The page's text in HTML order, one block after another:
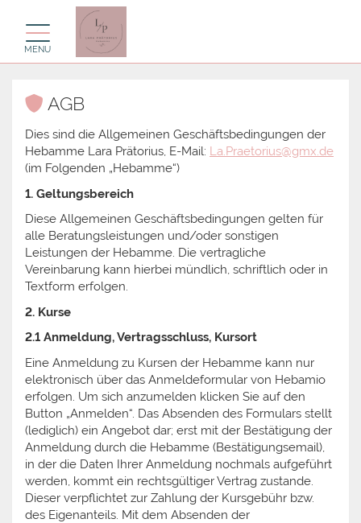
Toggle navigation
MENU
AGB
Dies sind die Allgemeinen Geschäftsbedingungen der
Hebamme Lara Prätorius, E-Mail: La.Praetorius@gmx.de
(im Folgenden „Hebamme“)
1. Geltungsbereich
Diese Allgemeinen Geschäftsbedingungen gelten für
alle Beratungsleistungen und/oder sonstigen
Leistungen der Hebamme. Die vertragliche
Vereinbarung kann hierbei mündlich, schriftlich oder in
Textform erfolgen.
2. Kurse
2.1 Anmeldung, Vertragsschluss, Kursort
Eine Anmeldung zu Kursen der Hebamme kann nur
elektronisch über das Anmeldeformular von Hebamio
erfolgen. Um sich anzumelden klicken Sie auf den
Button „Anmelden“. Das Absenden des Formulars stellt
(lediglich) ein Angebot dar; erst mit der Bestätigung der
Anmeldung durch die Hebamme (Bestätigungsemail),
in der die Daten Ihrer Anmeldung nochmals aufgeführt
werden, kommt ein rechtsgültiger Vertrag zustande.
Dieser verpflichtet zur Zahlung der Kursgebühr bzw.
des Eigenanteils. Mit dem Absenden der